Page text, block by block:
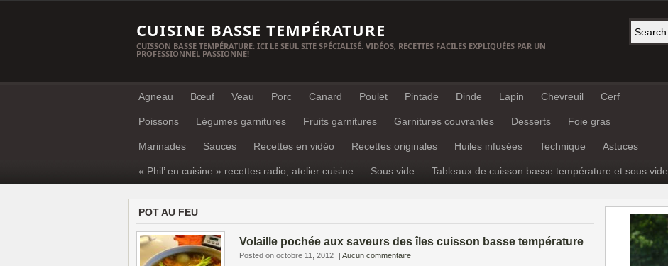
CUISINE BASSE TEMPÉRATURE
CUISSON BASSE TEMPÉRATURE: ICI LE SEUL SITE SPÉCIALISÉ. VIDÉOS, RECETTES FACILES EXPLIQUÉES PAR UN
PROFESSIONNEL PASSIONNÉ!
Agneau Bœuf Veau Porc Canard Poulet Pintade Dinde Lapin Chevreuil Cerf
Poissons Légumes garnitures Fruits garnitures Garnitures couvrantes Desserts Foie gras
Marinades Sauces Recettes en vidéo Recettes originales Huiles infusées Technique Astuces
« Phil’ en cuisine » recettes radio, atelier cuisine Sous vide Tableaux de cuisson basse température et sous vide
POT AU FEU
Volaille pochée aux saveurs des îles cuisson basse température
Posted on octobre 11, 2012 | Aucun commentaire